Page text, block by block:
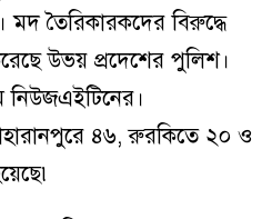
মদ তৈরিকারকদের বিরুদ্ধে
উভয় প্রদেশের পুলিশ।
নিউজএইটিনের।
৪৬, রুরকিতে ২০ ও